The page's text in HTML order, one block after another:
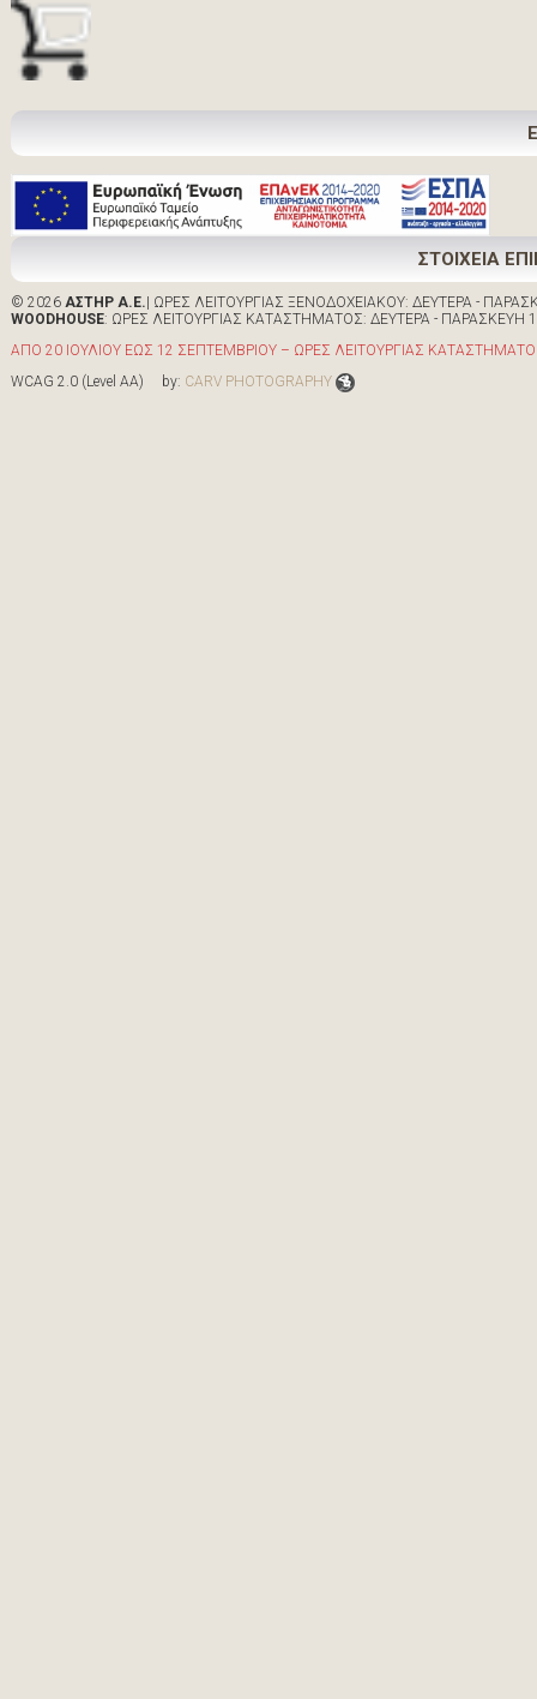
ΣΤΟΙΧΕΙΑ
© 2026 ΑΣΤΗΡ Α.Ε. | ΩΡΕΣ ΛΕΙΤΟΥΡΓΙΑΣ ΞΕΝΟΔΟΧΕΙΑΚΟΥ: ΔΕΥΤΕΡΑ -
WOODHOUSE: ΩΡΕΣ ΛΕΙΤΟΥΡΓΙΑΣ ΚΑΤΑΣΤΗΜΑΤΟΣ: ΔΕΥΤΕΡΑ - ΠΑΡΑΣΚΕΥΗ
ΑΠΟ 20 ΙΟΥΛΙΟΥ ΕΩΣ 12 ΣΕΠΤΕΜΒΡΙΟΥ – ΩΡΕΣ ΛΕΙΤΟΥΡΓΙΑΣ
WCAG 2.0 (Level AA) by: CARV PHOTOGRAPHY